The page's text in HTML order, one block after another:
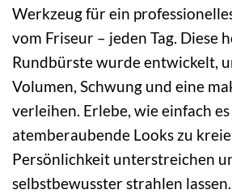
Werkzeug für ein
vom Friseur – jeden Tag. Diese
Rundbürste wurde entwickelt,
Volumen, Schwung und eine
verleihen. Erlebe, wie einfach
atemberaubende Looks zu
Persönlichkeit unterstreichen
selbstbewusster strahlen lassen.